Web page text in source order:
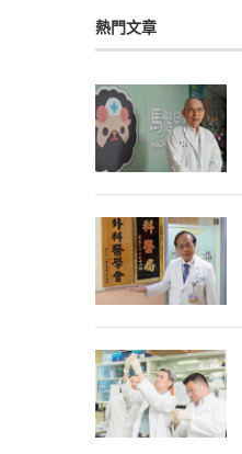
熱門文章